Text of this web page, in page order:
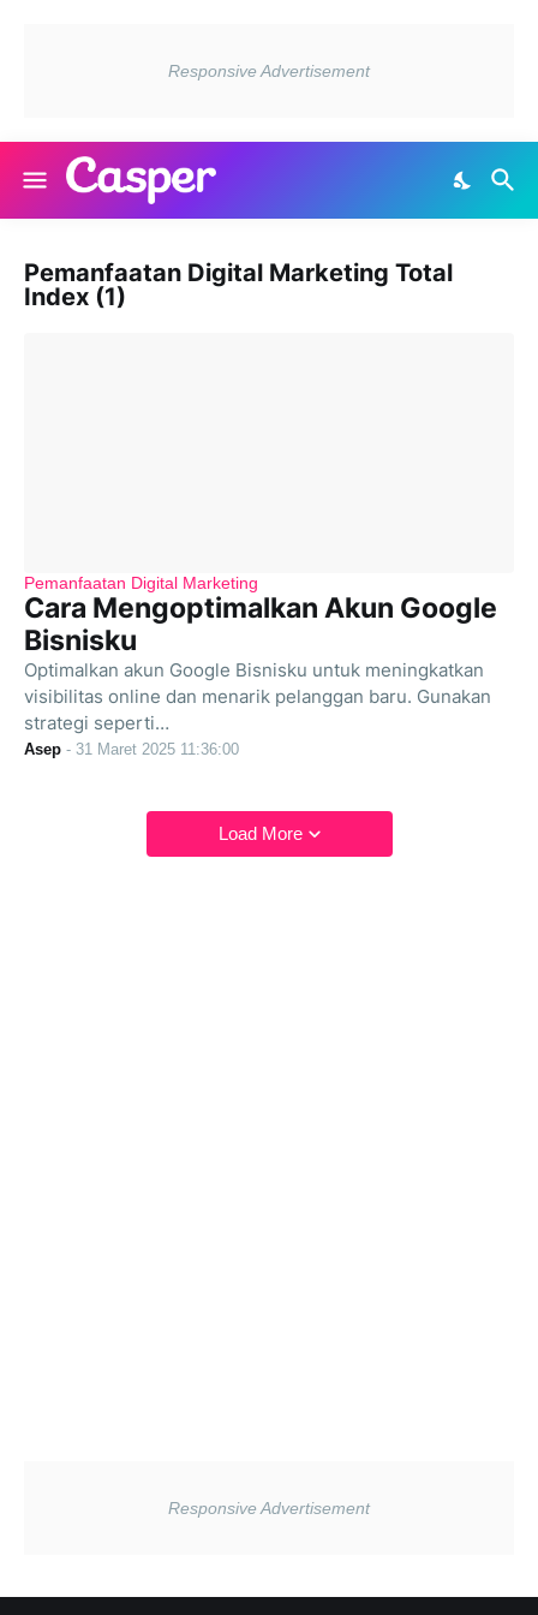
Pemanfaatan Digital Marketing Total
Index (1)
Pemanfaatan Digital Marketing
Cara Mengoptimalkan Akun Google
Bisnisku
Optimalkan akun Google Bisnisku untuk meningkatkan
visibilitas online dan menarik pelanggan baru. Gunakan
strategi seperti…
Asep - 31 Maret 2025 11:36:00
Load More